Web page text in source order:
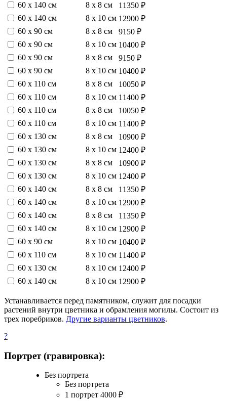
60 х 140 см
8 х 8 см
11350 ₽
60 х 140 см
8 х 10 см 12900 ₽
60 х 90 см
8 х 8 см
9150 ₽
60 х 90 см
8 х 10 см 10400 ₽
60 х 90 см
8 х 8 см
9150 ₽
60 х 90 см
8 х 10 см 10400 ₽
60 х 110 см
8 х 8 см
10050 ₽
60 х 110 см
8 х 10 см 11400 ₽
60 х 110 см
8 х 8 см
10050 ₽
60 х 110 см
8 х 10 см 11400 ₽
60 х 130 см
8 х 8 см
10900 ₽
60 х 130 см
8 х 10 см 12400 ₽
60 х 130 см
8 х 8 см
10900 ₽
60 х 130 см
8 х 10 см 12400 ₽
60 х 140 см
8 х 8 см
11350 ₽
60 х 140 см
8 х 10 см 12900 ₽
60 х 140 см
8 х 8 см
11350 ₽
60 х 140 см
8 х 10 см 12900 ₽
60 х 90 см
8 х 10 см 10400 ₽
60 х 110 см
8 х 10 см 11400 ₽
60 х 130 см
8 х 10 см 12400 ₽
60 х 140 см
8 х 10 см 12900 ₽
Устанавливается перед памятником, служит для посадки
растений внутри цветника и обрамления могилы. Состоит из
трех поребриков. Другие варианты цветников.
?
Портрет (гравировка):
Без портрета
Без портрета
1 портрет 4000 ₽